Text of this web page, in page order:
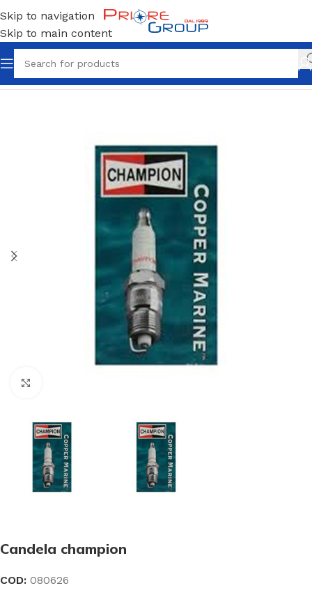
Skip to navigation
Skip to main content
Home Candele
Candela champion
COD: 080626